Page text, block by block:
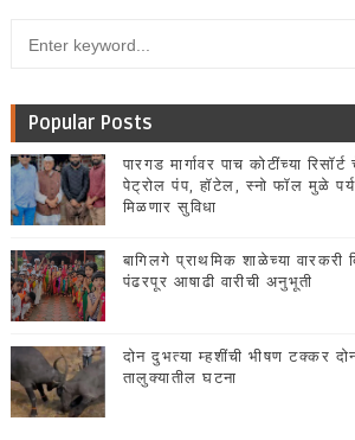
Popular Posts
पारगड मार्गावर पाच कोटींच्या
पेट्रोल पंप, हॉटेल, स्नो फॉल मुळे
मिळणार सुविधा
बागिलगे प्राथमिक शाळेच्या वारकरी
पंढरपूर आषाढी वारीची अनुभूती
दोन दुभत्या म्हशींची भीषण टक्कर
तालुक्यातील घटना